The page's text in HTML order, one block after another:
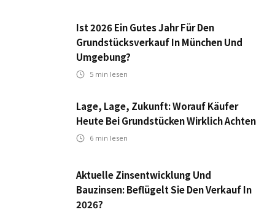
Ist 2026 Ein Gutes Jahr Für Den
Grundstücksverkauf In München Und
Umgebung?
5 min lesen
Lage, Lage, Zukunft: Worauf Käufer
Heute Bei Grundstücken Wirklich Achten
6 min lesen
Aktuelle Zinsentwicklung Und
Bauzinsen: Beflügelt Sie Den Verkauf In
2026?